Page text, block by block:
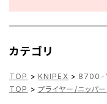
カテゴリ
TOP > KNIPEX > 8700-
TOP > プライヤー/ニッパー